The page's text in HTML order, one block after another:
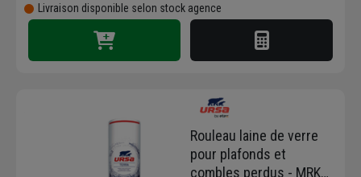
Livraison disponible selon stock agence
Rouleau laine de verre
pour plafonds et
combles perdus - MRK